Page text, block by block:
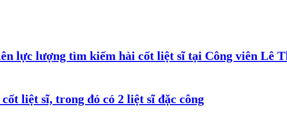
lực lượng tìm kiếm hài cốt liệt sĩ tại Công viên Lê
liệt sĩ, trong đó có 2 liệt sĩ đặc công